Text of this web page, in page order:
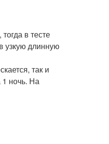
в тесте
узкую длинную
так и
1 ночь. На